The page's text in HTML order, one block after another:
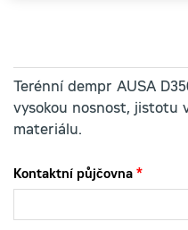
Terénní dempr AUSA
vysokou nosnost, jistotu
materiálu.
Kontaktní půjčovna